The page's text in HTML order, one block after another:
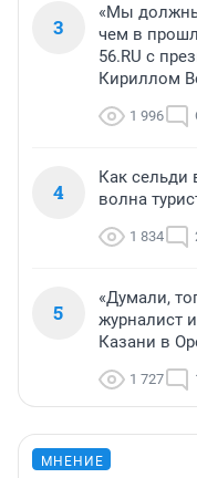
3
«Мы
чем в
56.RU с
Кириллом
1 996
4
Как сельди
волна
1 834
5
«Думали,
журналист
Казани в
1 727
МНЕНИЕ